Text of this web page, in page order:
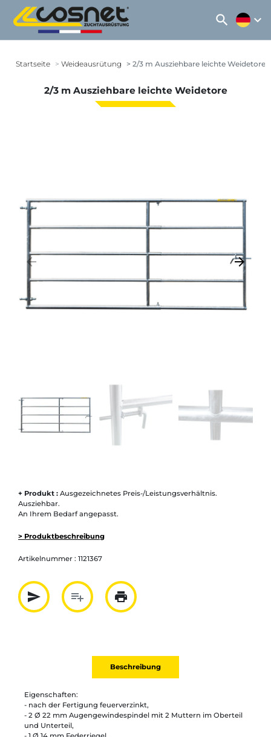
search expand_more
Startseite Weideausrütung 2/3 m Ausziehbare leichte Weidetore
2/3 m Ausziehbare leichte Weidetore
arrow_backward Weiter
arrow_forward
+ Produkt : Ausgezeichnetes Preis-/Leistungsverhältnis.
Ausziehbar.
An Ihrem Bedarf angepasst.
> Produktbeschreibung
Artikelnummer : 1121367
send
Partager par mail
playlist_add
Ajouter à la liste
print
Imprimer
Beschreibung
Eigenschaften:
- nach der Fertigung feuerverzinkt,
- 2 Ø 22 mm Augengewindespindel mit 2 Muttern im Oberteil
und Unterteil,